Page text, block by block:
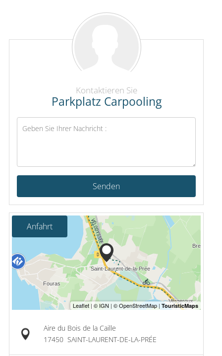
Kontaktieren Sie
Parkplatz Carpooling
Senden
Anfahrt
Aire du Bois de la Caille
17450 SAINT-LAURENT-DE-LA-PRÉE